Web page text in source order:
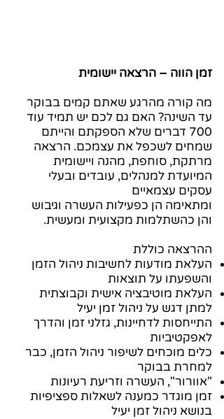
זמן הווה – הרצאה יישומית
מה קורה מהרגע שאתם קמים בבוקר
עד השינה? האם גם לכם יש תמיד עוד
700 דברים שלא הספקתם והייתם
שמחים לשכפל את עצמכם. הרצאה
מרתקת, סוחפת, מהנה ויישומית
המיועדת למנהלים, עובדים ובעלי
עסקים עצמאיים
ומתאימה הן כפעילות העשרה וגיבוש
והן כהשתלמות מקצועית ומעשית.
ההרצאה כוללת
העלאת מודעות לחשיבות ניהול הזמן
והשפעתו על תוצאות
העלאת מוטיבציה אישית וקבוצתית
למתן דגש על ניהול זמן יעיל
התייחסות לדחיינות, גזלני זמן והדרך
לאפקטיביות
כלים מוכחים לשיפור ניהול הזמן, כבר
למחרת בבוקר
"אוורור", העשרה וזריעת רעיונות
זמן מוגדר כמענה לשאלות ספציפיות
בנושא ניהול זמן יעיל